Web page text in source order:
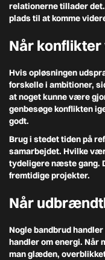
relationerne tillader
plads til at komme
Når
Hvis opløsningen
forskelle i ambitioner,
at noget kunne være
genbesøge konflikten
godt.
Brug i stedet tiden på
samarbejdet. Hvilke
tydeligere næste gang.
fremtidige projekter.
Når
Nogle bandbrud
handler om energi. Når
man glæden,